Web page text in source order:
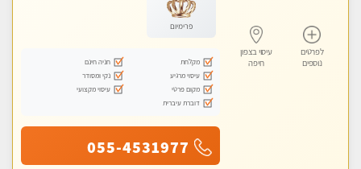
לפרטים
נוספים
עיסוי בצפון
חיפה
פרימיום
מקלחת
חניה חינם
עיסוי מרגיע
נקי ומסודר
מקום פרטי
עיסוי מקצועי
דוברת עיברית
055-4531977